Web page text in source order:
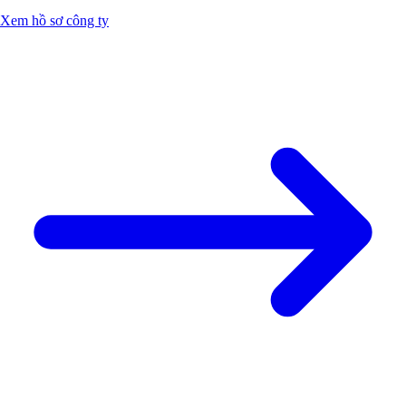
Xem hồ sơ công ty